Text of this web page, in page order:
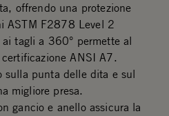
offrendo una protezione
ASTM F2878 Level 2
tagli a 360° permette al
ANSI A7.
sulla punta delle dita e sul
migliore presa.
gancio e anello assicura la